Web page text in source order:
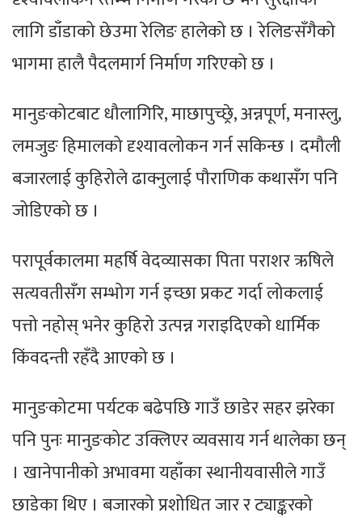
लागि डाँडाको छेउमा रेलिङ हालेको छ । रेलिङसँगैको
भागमा हालै पैदलमार्ग निर्माण गरिएको छ ।
मानुङकोटबाट धौलागिरि, माछापुच्छ्रे, अन्नपूर्ण, मनास्लु,
लमजुङ हिमालको दृश्यावलोकन गर्न सकिन्छ । दमौली
बजारलाई कुहिरोले ढाक्नुलाई पौराणिक कथासँग पनि
जोडिएको छ ।
परापूर्वकालमा महर्षि वेदव्यासका पिता पराशर ऋषिले
सत्यवतीसँग सम्भोग गर्न इच्छा प्रकट गर्दा लोकलाई
पत्तो नहोस् भनेर कुहिरो उत्पन्न गराइदिएको धार्मिक
किंवदन्ती रहँदै आएको छ ।
मानुङकोटमा पर्यटक बढेपछि गाउँ छाडेर सहर झरेका
पनि पुनः मानुङकोट उक्लिएर व्यवसाय गर्न थालेका छन्
। खानेपानीको अभावमा यहाँका स्थानीयवासीले गाउँ
छाडेका थिए । बजारको प्रशोधित जार र ट्याङ्करको